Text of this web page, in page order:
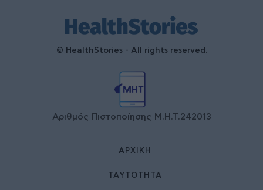
© HealthStories - All rights reserved.
Αριθμός Πιστοποίησης Μ.Η.Τ.242013
ΑΡΧΙΚΉ
ΤΑΥΤΌΤΗΤΑ